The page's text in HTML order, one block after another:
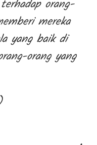
orang-
mereka
yang baik di
orang yang